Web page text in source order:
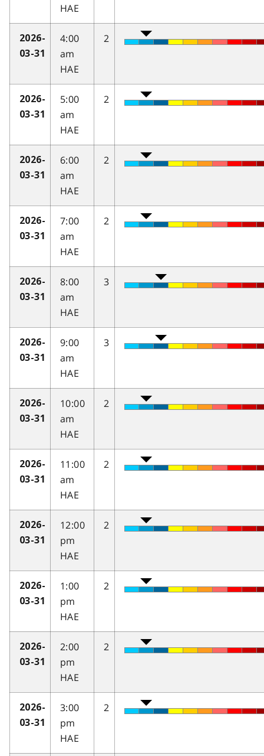
HAE
2026-
03-31
4:00
am
HAE
2
2026-
03-31
5:00
am
HAE
2
2026-
03-31
6:00
am
HAE
2
2026-
03-31
7:00
am
HAE
2
2026-
03-31
8:00
am
HAE
3
2026-
03-31
9:00
am
HAE
3
2026-
03-31
10:00
am
HAE
2
2026-
03-31
11:00
am
HAE
2
2026-
03-31
12:00
pm
HAE
2
2026-
03-31
1:00
pm
HAE
2
2026-
03-31
2:00
pm
HAE
2
2026-
03-31
3:00
pm
HAE
2